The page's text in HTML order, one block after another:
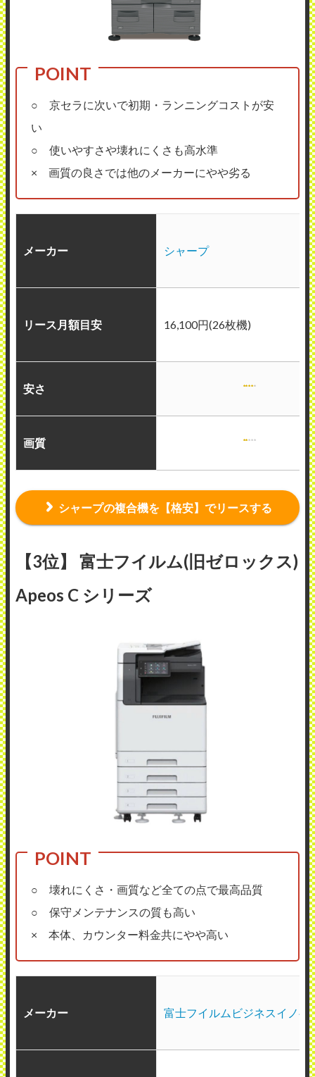
○ 京セラに次いで初期・ランニングコストが安
い
○ 使いやすさや壊れにくさも高水準
× 画質の良さでは他のメーカーにやや劣る
メーカー シャープ
リース月額目安 16,100円(26枚機)
安さ
画質
シャープの複合機を【格安】でリースする
【3位】 富士フイルム(旧ゼロックス)
Apeos C シリーズ
○ 壊れにくさ・画質など全ての点で最高品質
○ 保守メンテナンスの質も高い
× 本体、カウンター料金共にやや高い
メーカー 富士フイルムビジネスイノベ